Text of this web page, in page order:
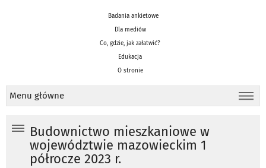
Badania ankietowe
Dla mediów
Co, gdzie, jak załatwić?
Edukacja
O stronie
Menu główne
Budownictwo mieszkaniowe w
województwie mazowieckim 1
półrocze 2023 r.